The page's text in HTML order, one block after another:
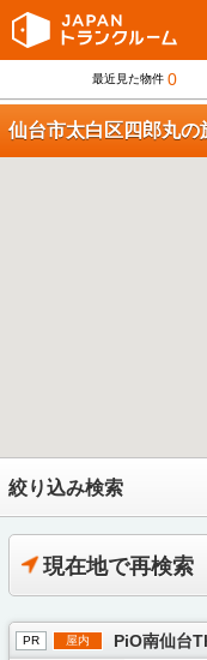
最近見た物件 0
仙台市太白区四郎丸の
絞り込み検索
現在地で再検索
PR 屋内 PiO南仙台